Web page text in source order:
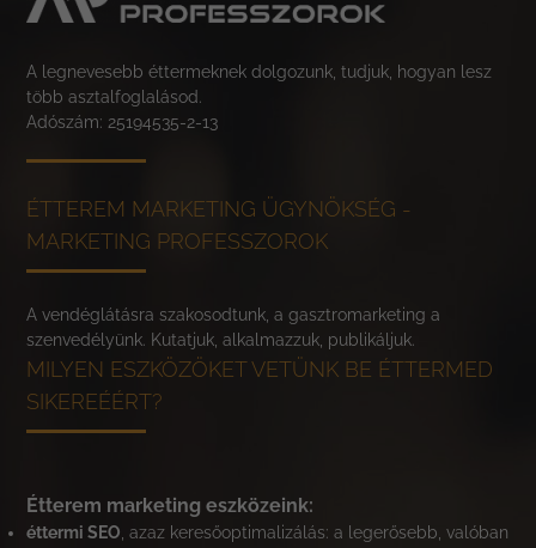
A legnevesebb éttermeknek dolgozunk, tudjuk, hogyan lesz
több asztalfoglalásod.
Adószám: 25194535-2-13
ÉTTEREM MARKETING ÜGYNÖKSÉG -
MARKETING PROFESSZOROK
A vendéglátásra szakosodtunk, a gasztromarketing a
szenvedélyünk. Kutatjuk, alkalmazzuk, publikáljuk.
MILYEN ESZKÖZÖKET VETÜNK BE ÉTTERMED
SIKEREÉÉRT?
Étterem marketing eszközeink:
éttermi SEO, azaz keresőoptimalizálás: a legerősebb, valóban